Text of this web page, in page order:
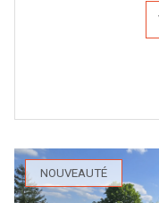
NOUVEAUTÉ